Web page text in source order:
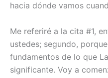
hacia dónde vamos
Me referiré a la cita #1,
ustedes; segundo,
fundamentos de lo que
significante. Voy a